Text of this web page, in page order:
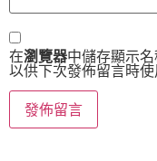
在瀏覽器中儲存顯示
以供下次發佈留言時使